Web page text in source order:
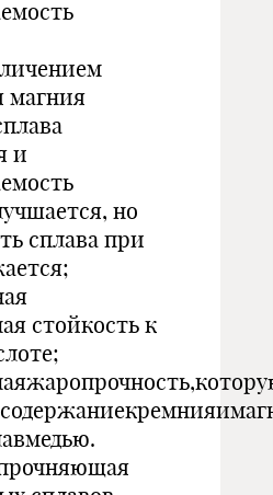
магния
и
но
сплава при
стойкость к